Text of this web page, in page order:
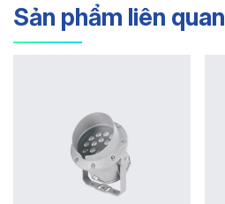
Sản phẩm liên quan